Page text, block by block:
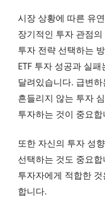
시장 상황에 따른 유
장기적인 투자 관점
투자 전략 선택하는
ETF 투자 성공과 실
달려있습니다. 급변
흔들리지 않는 투자
투자하는 것이 중요합
또한 자신의 투자 성
선택하는 것도 중요합
투자자에게 적합한
합니다.